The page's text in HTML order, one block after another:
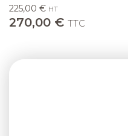
225,00 € HT
270,00 € TTC